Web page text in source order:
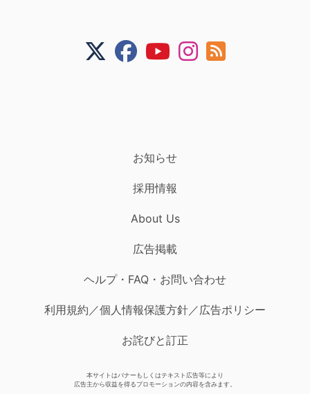
お知らせ
採用情報
About Us
広告掲載
ヘルプ・FAQ・お問い合わせ
利用規約／個人情報保護方針／広告ポリシー
お詫びと訂正
本サイトはバナーもしくはテキスト広告等により
広告主から収益を得るプロモーションの内容を含みます。